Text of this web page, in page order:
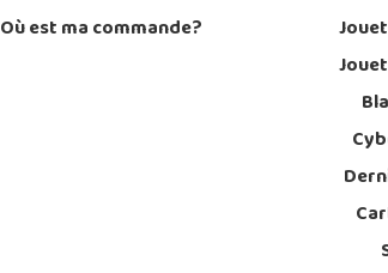
Où est ma commande?